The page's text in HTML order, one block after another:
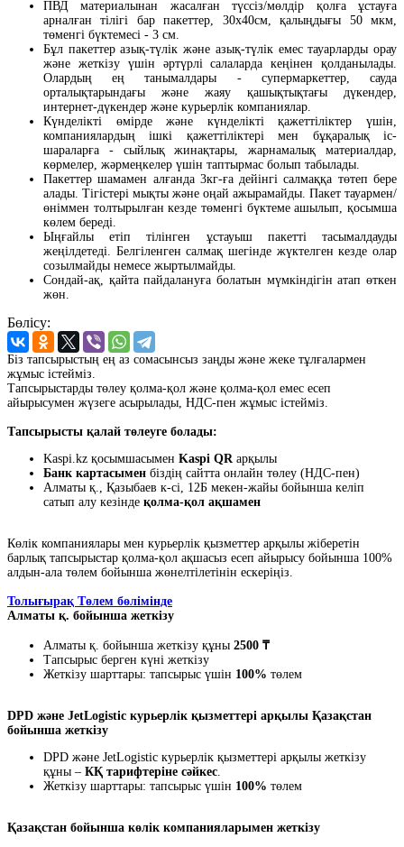
ПВД материалынан жасалған түссіз/мөлдір қолға ұстауға
арналған тілігі бар пакеттер, 30х40см, қалыңдығы 50 мкм,
төменгі бүктемесі - 3 см.
Бұл пакеттер азық-түлік және азық-түлік емес тауарларды орау
және жеткізу үшін әртүрлі салаларда кеңінен қолданылады.
Олардың ең танымалдары - супермаркеттер, сауда
орталықтарындағы және жаяу қашықтықтағы дүкендер,
интернет-дүкендер және курьерлік компаниялар.
Күнделікті өмірде және күнделікті қажеттіліктер үшін,
компаниялардың ішкі қажеттіліктері мен бұқаралық іс-
шараларға - сыйлық жинақтары, жарнамалық материалдар,
көрмелер, жәрмеңкелер үшін таптырмас болып табылады.
Пакеттер шамамен алғанда 3кг-ға дейінгі салмаққа төтеп бере
алады. Тігістері мықты және оңай ажырамайды. Пакет тауармен/
өніммен толтырылған кезде төменгі бүктеме ашылып, қосымша
көлем береді.
Ыңғайлы етіп тілінген ұстауыш пакетті тасымалдауды
жеңілдетеді. Белгіленген салмақ шегінде жүктелген кезде олар
созылмайды немесе жыртылмайды.
Сондай-ақ, қайта пайдалануға болатын мүмкіндігін атап өткен
жөн.
Бөлісу:
Біз тапсырыстың ең аз сомасынсыз заңды және жеке тұлғалармен
жұмыс істейміз.
Тапсырыстарды төлеу қолма-қол және қолма-қол емес есеп
айырысумен жүзеге асырылады, НДС-пен жұмыс істейміз.
Тапсырысты қалай төлеуге болады:
Kaspi.kz қосымшасымен Kaspi QRарқылы
Банк картасымен біздің сайтта онлайн төлеу (НДС-пен)
Алматы қ., Қазыбаев к-сі, 12Б мекен-жайы бойынша келіп
сатып алу кезінде қолма-қол ақшамен
Көлік компаниялары мен курьерлік қызметтер арқылы жіберетін
барлық тапсырыстар қолма-қол ақшасыз есеп айырысу бойынша 100%
алдын-ала төлем бойынша жөнелтілетінін ескеріңіз.
Толығырақ Төлем бөлімінде
Алматы қ. бойынша жеткізу
Алматы қ. бойынша жеткізу құны 2500 ₸
Тапсырыс берген күні жеткізу
Жеткізу шарттары: тапсырыс үшін 100% төлем
DPD және JetLogistic курьерлік қызметтері арқылы Қазақстан
бойынша жеткізу
DPD және JetLogistic курьерлік қызметтері арқылы жеткізу
құны – КҚ тарифтеріне сәйкес.
Жеткізу шарттары: тапсырыс үшін 100% төлем
Қазақстан бойынша көлік компанияларымен жеткізу